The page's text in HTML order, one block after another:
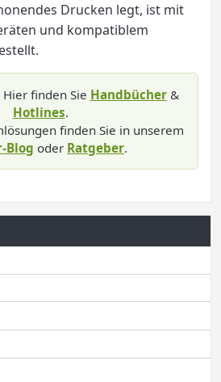
Drucken legt, ist mit
und kompatiblem
Hier finden Sie Handbücher&
Hotlines.
finden Sie in unserem
Blog oder Ratgeber.